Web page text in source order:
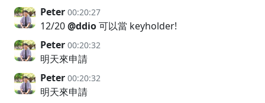
Peter 00:20:27
12/20@ddio可以當 keyholder!
Peter 00:20:32
明天來申請
Peter 00:20:32
明天來申請